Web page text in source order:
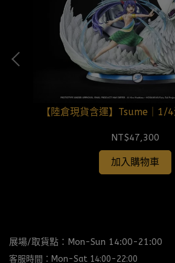
【陸倉現貨含運】Tsume｜1/
NT$47,300
加入購物車
展場/取貨點：Mon-Sun 14:00-21:00
客服時間：Mon-Sat 14:00-22:00